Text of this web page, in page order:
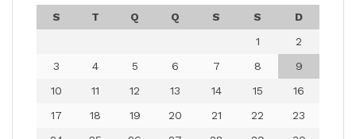
S T Q Q S S
D
1
2
3
4 5 6 7 8
9
10
11 12 13 14 15
16
17
18 19 20 21 22
23